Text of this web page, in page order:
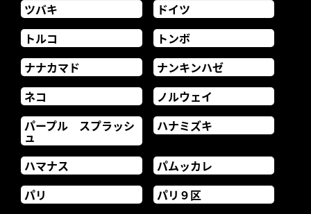
ツバキ
ドイツ
トルコ
トンボ
ナナカマド
ナンキンハゼ
ネコ
ノルウェイ
パープル スプラッシ
ュ
ハナミズキ
ハマナス
パムッカレ
パリ
パリ９区